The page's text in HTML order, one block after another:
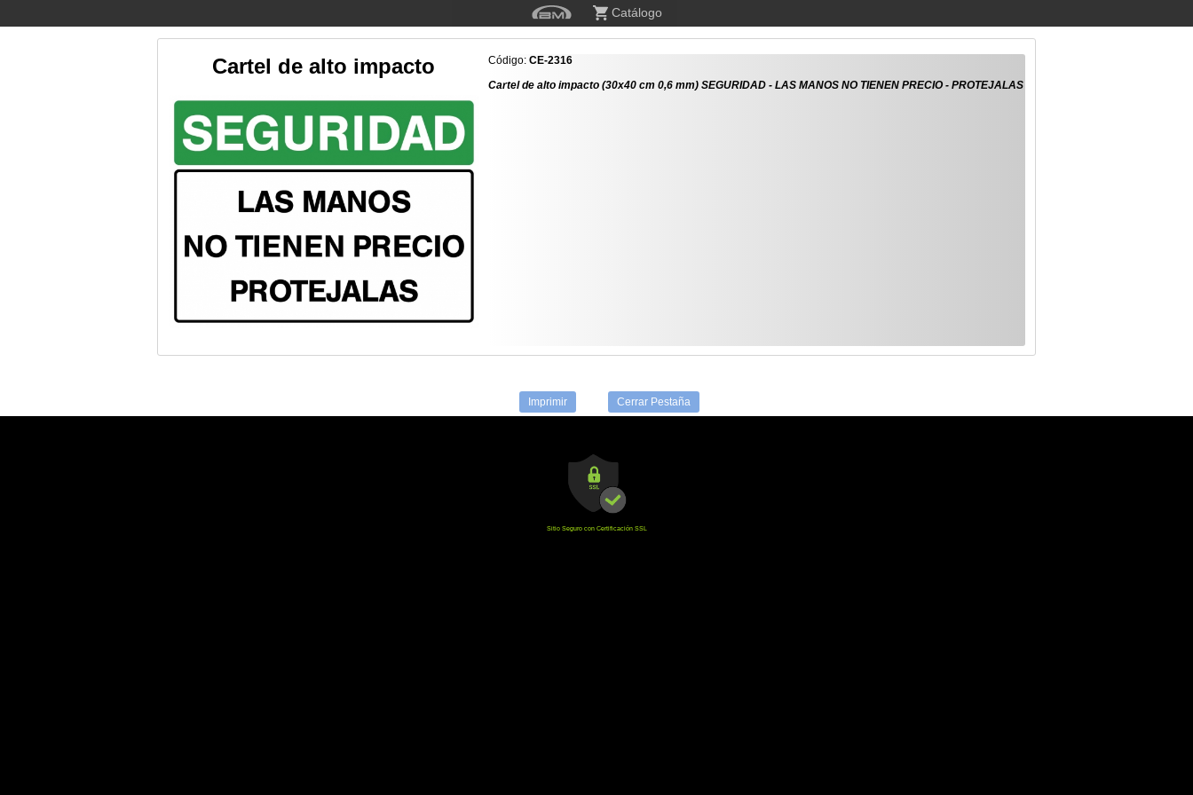
Catálogo
Cartel de alto impacto Código: CE-2316
Cartel de alto impacto (30x40 cm 0,6 mm) SEGURIDAD - LAS MANOS NO TIENEN PRECIO - PROTEJALAS
Imprimir Cerrar Pestaña
Sitio Seguro con Certificación SSL